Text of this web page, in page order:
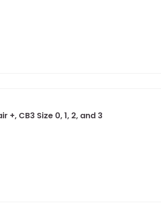
+, CB3 Size 0, 1, 2, and 3